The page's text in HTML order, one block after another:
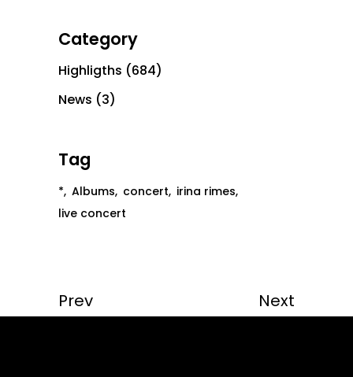
Category
Highligths (684)
News (3)
Tag
* Albums concert irina rimes
live concert
Prev Next